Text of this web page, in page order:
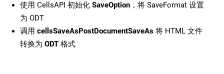
使用 CellsAPI 初始化 SaveOption ，将 SaveFormat 设置
为 ODT
调用 cellsSaveAsPostDocumentSaveAs 将 HTML 文件
转换为 ODT 格式